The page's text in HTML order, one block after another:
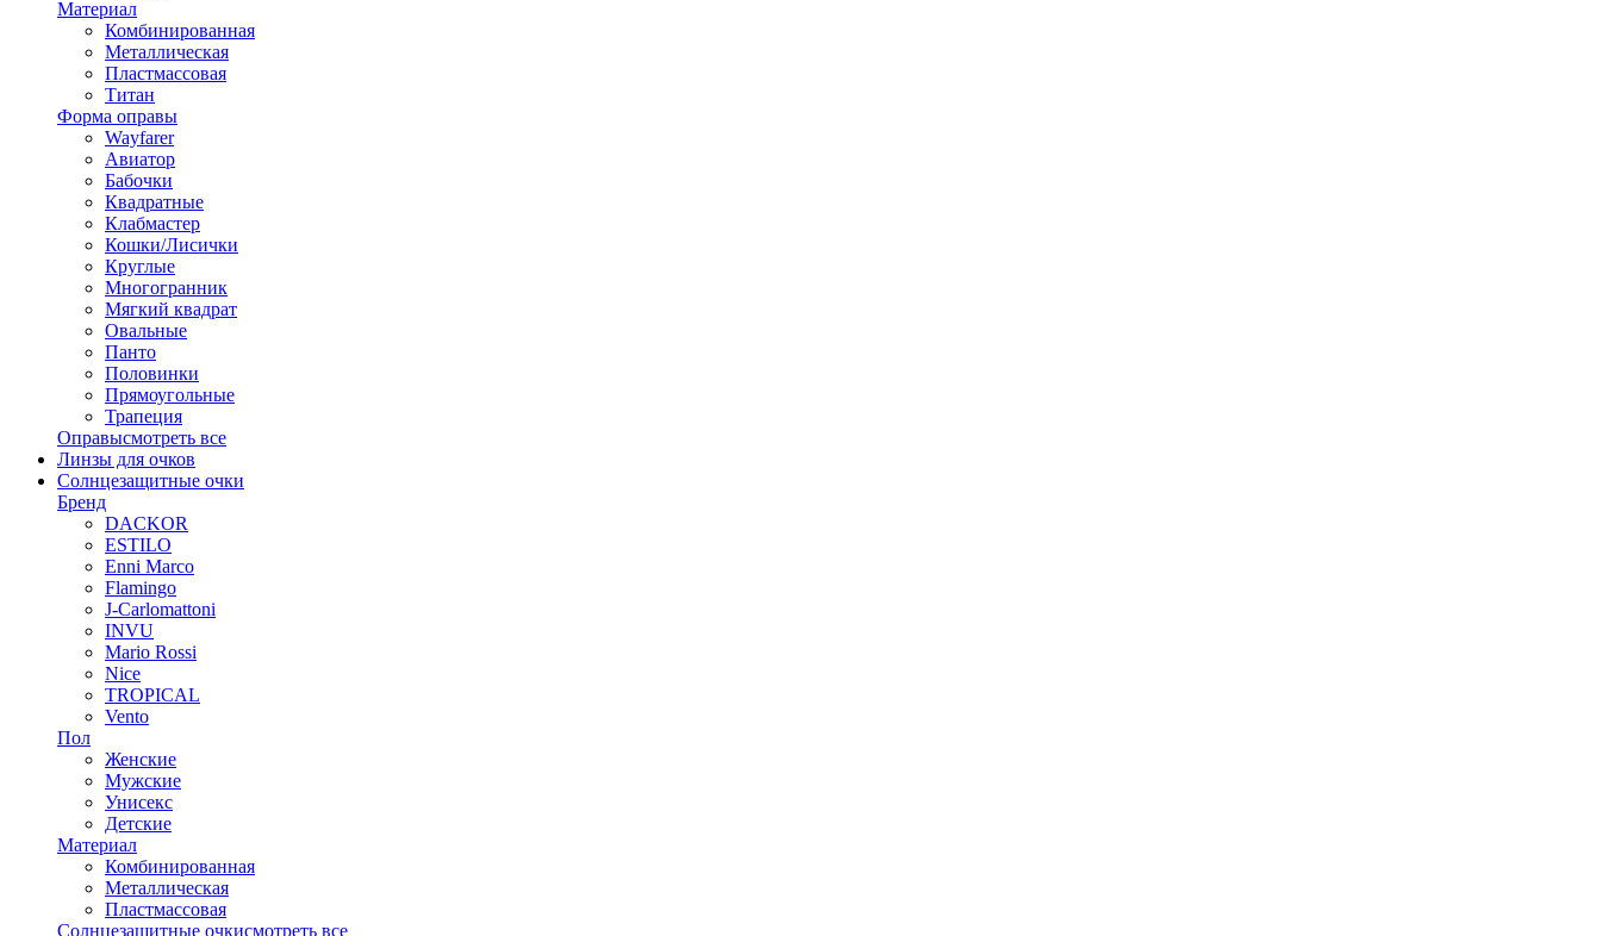
Материал
Комбинированная
Металлическая
Пластмассовая
Титан
Форма оправы
Wayfarer
Авиатор
Бабочки
Квадратные
Клабмастер
Кошки/Лисички
Круглые
Многогранник
Мягкий квадрат
Овальные
Панто
Половинки
Прямоугольные
Трапеция
Оправысмотреть все
Линзы для очков
Солнцезащитные очки
Бренд
DACKOR
ESTILO
Enni Marco
Flamingo
J-Carlomattoni
INVU
Mario Rossi
Nice
TROPICAL
Vento
Пол
Женские
Мужские
Унисекс
Детские
Материал
Комбинированная
Металлическая
Пластмассовая
Солнцезащитные очкисмотреть все